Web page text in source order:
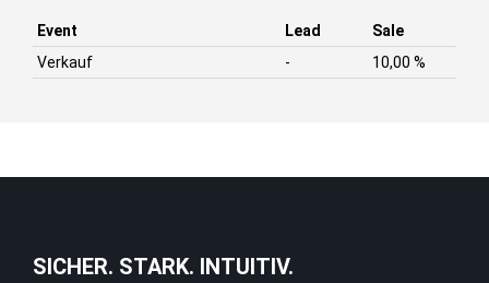
Event Lead
Sale
Verkauf
- 10,00 %
SICHER. STARK. INTUITIV.